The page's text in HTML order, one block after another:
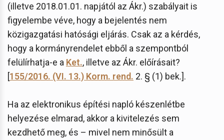
(illetve 2018.01.01. napjától az Ákr.) szabályait is
figyelembe véve, hogy a bejelentés nem
közigazgatási hatósági eljárás. Csak az a kérdés,
hogy a kormányrendelet ebből a szempontból
felülírhatja-e a Ket., illetve az Ákr. előírásait?
[155/2016. (VI. 13.) Korm. rend. 2. § (1) bek.].
Ha az elektronikus építési napló készenlétbe
helyezése elmarad, akkor a kivitelezés sem
kezdhető meg, és – mivel nem minősült a